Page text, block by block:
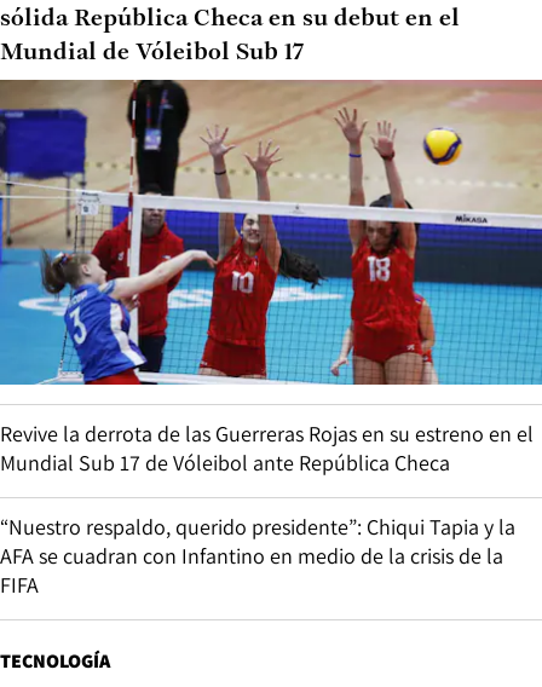
sólida República Checa en su debut en el
Mundial de Vóleibol Sub 17
Revive la derrota de las Guerreras Rojas en su estreno en el
Mundial Sub 17 de Vóleibol ante República Checa
“Nuestro respaldo, querido presidente”: Chiqui Tapia y la
AFA se cuadran con Infantino en medio de la crisis de la
FIFA
TECNOLOGÍA